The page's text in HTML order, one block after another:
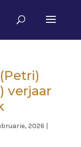
verjaar
2026 |